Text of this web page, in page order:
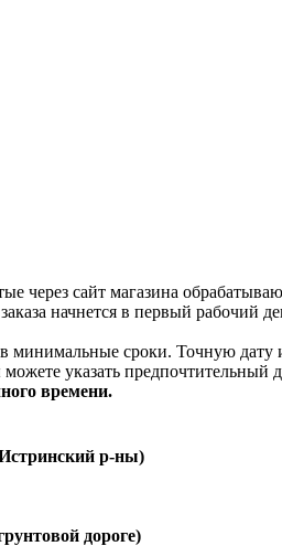
через сайт магазина
начнется в первый рабочий
минимальные сроки. Точную дату
указать предпочтительный
времени.
р-ны)
дороге)